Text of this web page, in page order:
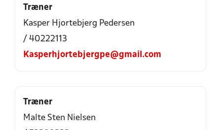
Træner
Kasper Hjortebjerg Pedersen
/ 40222113
Kasperhjortebjergpe@gmail.com
Træner
Malte Sten Nielsen